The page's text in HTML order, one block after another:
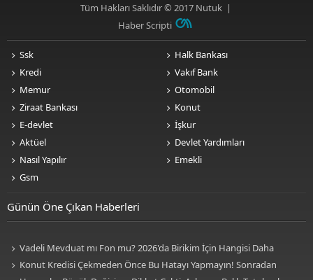
Tüm Hakları Saklıdır © 2017 Nutuk|
Haber Scripti
Ssk
Kredi
Memur
Ziraat Bankası
E-devlet
Aktüel
Nasıl Yapılır
Gsm
Halk Bankası
Vakıf Bank
Otomobil
Konut
İşkur
Devlet Yardımları
Emekli
Günün Öne Çıkan Haberleri
Vadeli Mevduat mı Fon mu? 2026'da Birikim İçin Hangisi Daha
Avantajlı? Nelere Dikkat Edilmeli?
Konut Kredisi Çekmeden Önce Bu Hatayı Yapmayın! Sonradan